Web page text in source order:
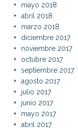
mayo 2018
abril 2018
marzo 2018
diciembre 2017
noviembre 2017
octubre 2017
septiembre 2017
agosto 2017
julio 2017
junio 2017
mayo 2017
abril 2017